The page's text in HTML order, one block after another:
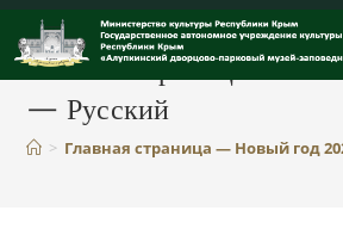
Главная страница —
— Русский
> Главная страница — Новый год